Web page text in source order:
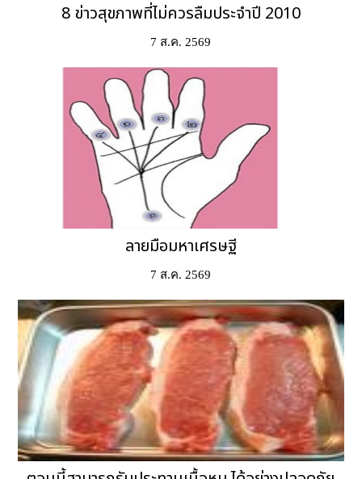
8 ข่าวสุขภาพที่ไม่ควรลืมประจำปี 2010
7 ส.ค. 2569
ลายมือมหาเศรษฐี
7 ส.ค. 2569